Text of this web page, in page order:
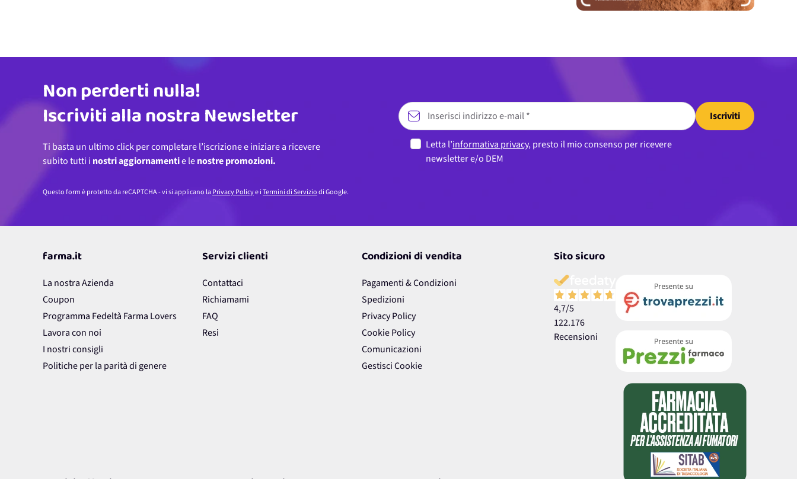
Indirizzo email
Non perderti nulla!
Iscriviti alla nostra Newsletter
Ti basta un ultimo click per completare l’iscrizione e iniziare a ricevere
subito tutti i nostri aggiornamentie lenostre promozioni.
Iscriviti
Letta l’informativa privacy, presto il mio consenso per ricevere
newsletter e/o DEM
Questo form è protetto da reCAPTCHA - vi si applicano laPrivacy Policye iTermini di Serviziodi Google.
farma.it
La nostra Azienda
Coupon
Programma Fedeltà Farma Lovers
Lavora con noi
I nostri consigli
Politiche per la parità di genere
Servizi clienti
Contattaci
Richiamami
FAQ
Resi
Condizioni di vendita
Pagamenti & Condizioni
Spedizioni
Privacy Policy
Cookie Policy
Comunicazioni
Gestisci Cookie
Sito sicuro
4,7/5
122.176
Recensioni